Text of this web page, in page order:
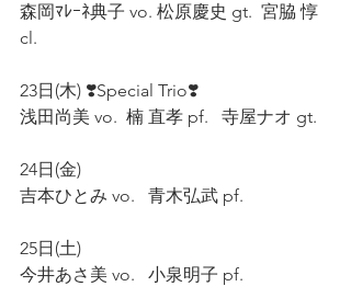
森岡ﾏﾚｰﾈ典子 vo. 松原慶史 gt.  宮脇 惇
cl.
23日(木) ❣️Special Trio❣️
浅田尚美 vo.  楠 直孝 pf.   寺屋ナオ gt.
24日(金)
吉本ひとみ vo.   青木弘武 pf.
25日(土)
今井あさ美 vo.   小泉明子 pf.